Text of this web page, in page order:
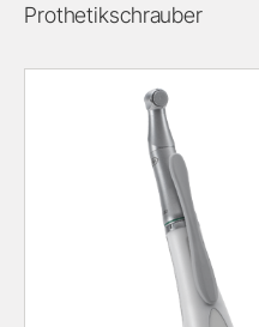
Prothetikschrauber